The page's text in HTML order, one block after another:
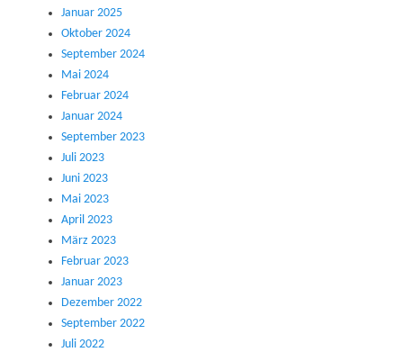
Januar 2025
Oktober 2024
September 2024
Mai 2024
Februar 2024
Januar 2024
September 2023
Juli 2023
Juni 2023
Mai 2023
April 2023
März 2023
Februar 2023
Januar 2023
Dezember 2022
September 2022
Juli 2022